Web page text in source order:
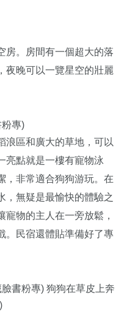
房。房間有一個超大的落
夜晚可以一覽星空的壯麗
專)
浪區和廣大的草地，可以
亮點就是一樓有寵物泳
，非常適合狗狗游玩。在
，無疑是最愉快的體驗之
物的主人在一旁放鬆，
。民宿還體貼準備好了專
書粉專) 狗狗在草皮上奔